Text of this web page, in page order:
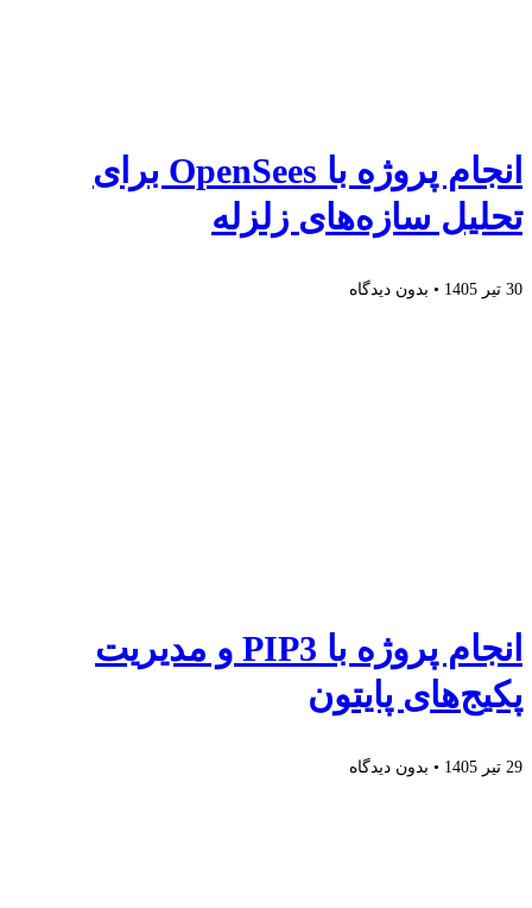
انجام پروژه با OpenSees برای
تحلیل سازه‌های زلزله
30 تیر 1405 بدون دیدگاه
انجام پروژه با PIP3 و مدیریت
پکیج‌های پایتون
29 تیر 1405 بدون دیدگاه